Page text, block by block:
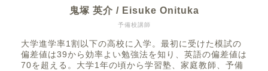
予備校講師
鬼塚 英介 / Eisuke Onituka
大学進学率1割以下の高校に入学。最初に受けた模試の
偏差値は39から効率よい勉強法を知り、英語の偏差値は
70を超える。大学1年の頃から学習塾、家庭教師、予備